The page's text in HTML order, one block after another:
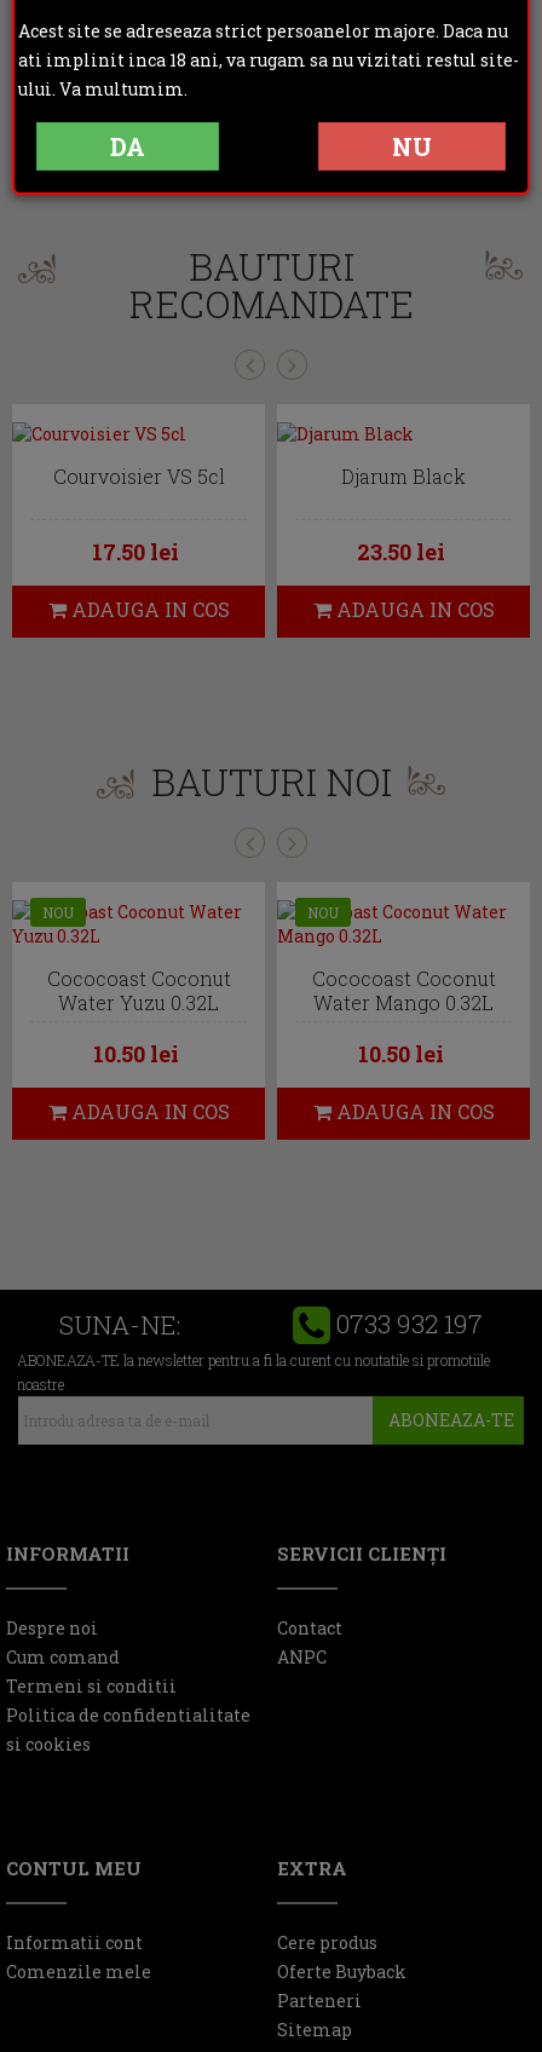
Romaneasca 75cl
29.50 lei
ADAUGA IN COS
41.50 lei
ADAUGA IN COS
BAUTURI
RECOMANDATE
Courvoisier VS 5cl
17.50 lei
ADAUGA IN COS
Djarum Black
23.50 lei
ADAUGA IN COS
BAUTURI NOI
NOU
Cococoast Coconut
Water Yuzu 0.32L
10.50 lei
ADAUGA IN COS
NOU
Cococoast Coconut
Water Mango 0.32L
10.50 lei
ADAUGA IN COS
SUNA-NE: 0733 932 197
ABONEAZA-TE la newsletter pentru a fi la curent cu noutatile si promotiile
noastre
ABONEAZA-TE
INFORMATII
Despre noi
Cum comand
Termeni si conditii
Politica de confidentialitate
si cookies
SERVICII CLIENŢI
Contact
ANPC
CONTUL MEU
Informatii cont
Comenzile mele
EXTRA
Cere produs
Oferte Buyback
Parteneri
Sitemap
Acest site se adreseaza strict persoanelor majore. Daca nu
ati implinit inca 18 ani, va rugam sa nu vizitati restul site-
ului. Va multumim.
DA NU